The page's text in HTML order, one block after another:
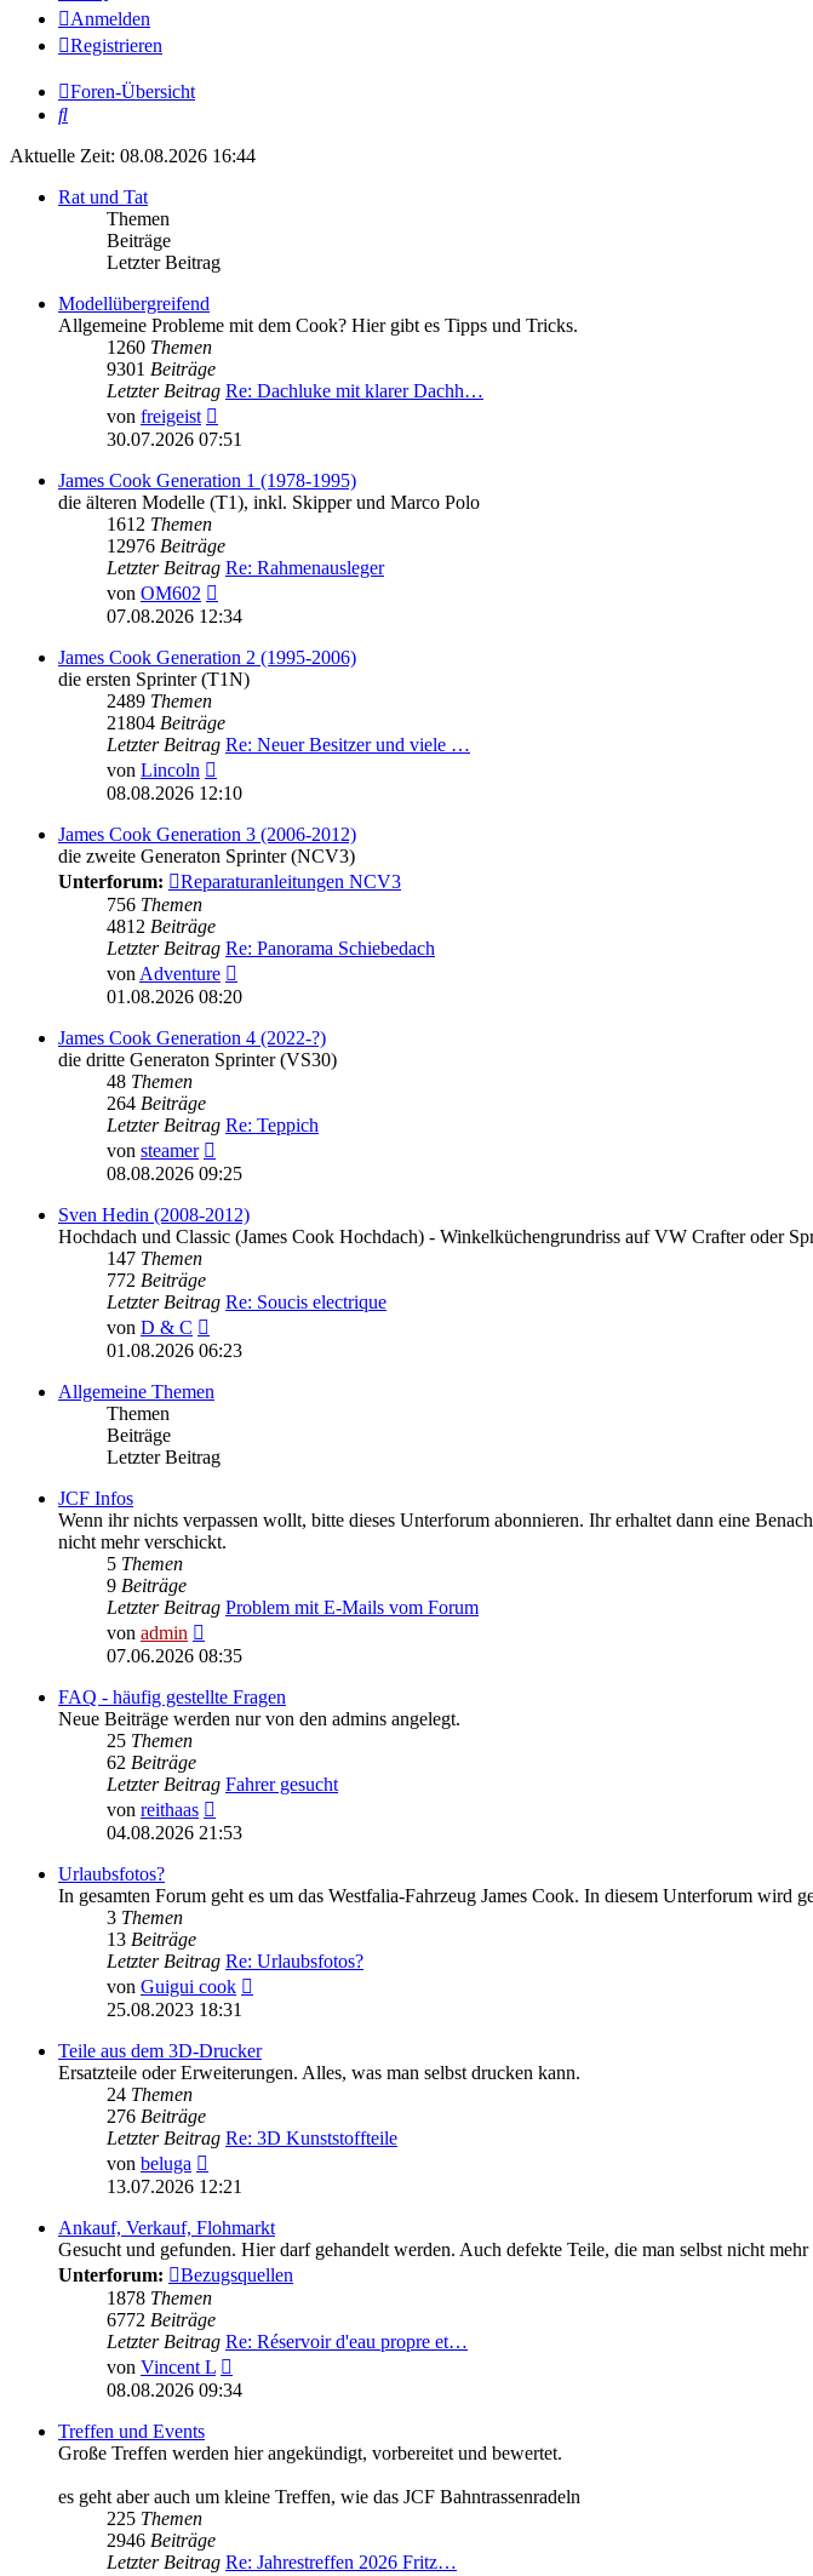
Anmelden
Registrieren
Foren-Übersicht
Suche
Aktuelle Zeit: 08.08.2026 16:44
Rat und Tat
Themen
Beiträge
Letzter Beitrag
Modellübergreifend
Allgemeine Probleme mit dem Cook? Hier gibt es Tipps und Tricks.
1260 Themen
9301 Beiträge
Letzter Beitrag Re: Dachluke mit klarer Dachh…
von freigeist
Beitrag
30.07.2026 07:51
James Cook Generation 1 (1978-1995)
die älteren Modelle (T1), inkl. Skipper und Marco Polo
1612 Themen
12976 Beiträge
Letzter Beitrag Re: Rahmenausleger
von OM602
Beitrag
07.08.2026 12:34
James Cook Generation 2 (1995-2006)
die ersten Sprinter (T1N)
2489 Themen
21804 Beiträge
Letzter Beitrag Re: Neuer Besitzer und viele …
von Lincoln
Beitrag
08.08.2026 12:10
James Cook Generation 3 (2006-2012)
die zweite Generaton Sprinter (NCV3)
Unterforum:
Reparaturanleitungen NCV3
756 Themen
4812 Beiträge
Letzter Beitrag Re: Panorama Schiebedach
vonAdventure
Beitrag
01.08.2026 08:20
James Cook Generation 4 (2022-?)
die dritte Generaton Sprinter (VS30)
48 Themen
264 Beiträge
Letzter Beitrag Re: Teppich
von steamer
Beitrag
08.08.2026 09:25
Sven Hedin (2008-2012)
Hochdach und Classic (James Cook Hochdach) - Winkelküchengrundriss auf VW Crafter oder
147 Themen
772 Beiträge
Letzter Beitrag Re: Soucis electrique
von D & C
Beitrag
01.08.2026 06:23
Allgemeine Themen
Themen
Beiträge
Letzter Beitrag
JCF Infos
Wenn ihr nichts verpassen wollt, bitte dieses Unterforum abonnieren. Ihr erhaltet dann eine
nicht mehr verschickt.
5 Themen
9 Beiträge
Letzter Beitrag Problem mit E-Mails vom Forum
von admin
Beitrag
07.06.2026 08:35
FAQ - häufig gestellte Fragen
Neue Beiträge werden nur von den admins angelegt.
25 Themen
62 Beiträge
Letzter Beitrag Fahrer gesucht
von reithaas
Beitrag
04.08.2026 21:53
Urlaubsfotos?
In gesamten Forum geht es um das Westfalia-Fahrzeug James Cook. In diesem Unterforum wird
3 Themen
13 Beiträge
Letzter Beitrag Re: Urlaubsfotos?
von Guigui cook
25.08.2023 18:31
Teile aus dem 3D-Drucker
Ersatzteile oder Erweiterungen. Alles, was man selbst drucken kann.
24 Themen
276 Beiträge
Letzter Beitrag Re: 3D Kunststoffteile
von beluga
Beitrag
13.07.2026 12:21
Ankauf, Verkauf, Flohmarkt
Gesucht und gefunden. Hier darf gehandelt werden. Auch defekte Teile, die man selbst nicht
Unterforum:
Bezugsquellen
1878 Themen
6772 Beiträge
Letzter Beitrag Re: Réservoir d'eau propre et…
von Vincent L
Beitrag
08.08.2026 09:34
Treffen und Events
Große Treffen werden hier angekündigt, vorbereitet und bewertet.
es geht aber auch um kleine Treffen, wie das JCF Bahntrassenradeln
225 Themen
2946 Beiträge
Letzter Beitrag Re: Jahrestreffen 2026 Fritz…